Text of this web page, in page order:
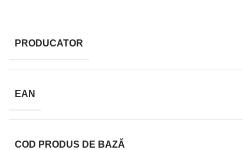
PRODUCATOR
EAN
COD PRODUS DE BAZĂ